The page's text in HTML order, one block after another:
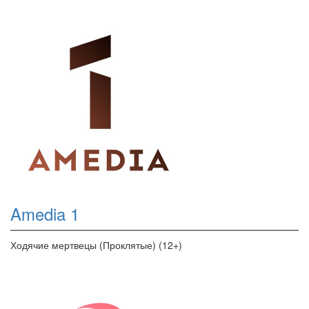
Amedia 1
Ходячие мертвецы (Проклятые) (12+)